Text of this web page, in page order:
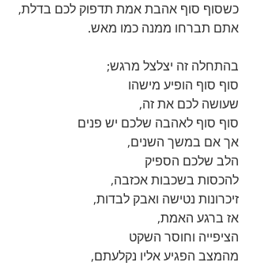
כשסוף סוף אהבת אמת תדפוק לכם בדלת,
אתם תברחו ממנה כמו מאש.
בהתחלה זה יצלצל מרגש;
סוף סוף הופיע מישהו
שעושה לכם את זה,
סוף סוף לאהבה שלכם יש פנים
אך אם במשך השנים,
הלב שלכם הספיק
להכסות בשכבות אכזבה,
זיכרונות נטישה ואבק לבדות,
אז ברגע האמת,
הציפייה וחוסר השקט
מהמצב הפגיע אליו נקלעתם,